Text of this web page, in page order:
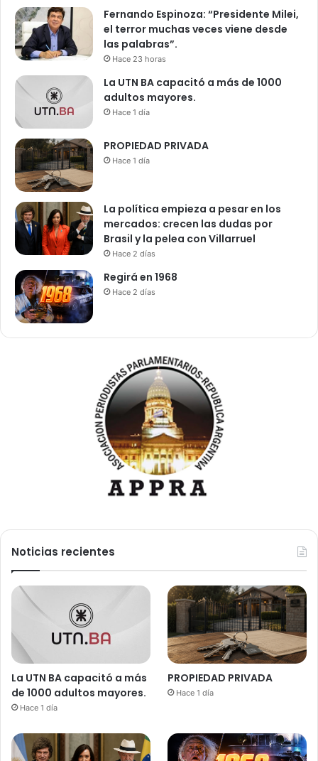
Fernando Espinoza: “Presidente Milei,
el terror muchas veces viene desde
las palabras”.
Hace 23 horas
La UTN BA capacitó a más de 1000
adultos mayores.
Hace 1 día
PROPIEDAD PRIVADA
Hace 1 día
La política empieza a pesar en los
mercados: crecen las dudas por
Brasil y la pelea con Villarruel
Hace 2 días
Regirá en 1968
Hace 2 días
Noticias recientes
La UTN BA capacitó a más
de 1000 adultos mayores.
Hace 1 día
PROPIEDAD PRIVADA
Hace 1 día